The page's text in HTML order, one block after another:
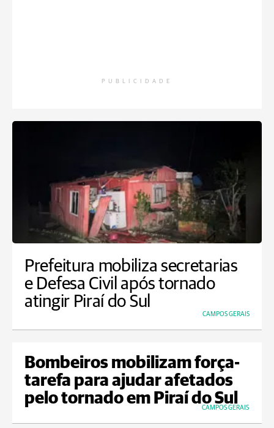
PUBLICIDADE
Prefeitura mobiliza secretarias
e Defesa Civil após tornado
atingir Piraí do Sul
CAMPOS GERAIS
Bombeiros mobilizam força-
tarefa para ajudar afetados
pelo tornado em Piraí do Sul
CAMPOS GERAIS